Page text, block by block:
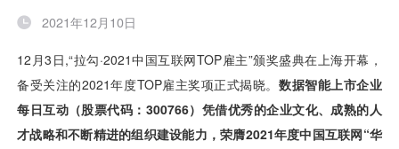
个知·智能工作站
个知·智能营销AITA
个知·智能运营AIBI
解决方案
数据中台解决方案
个知·智能工作站
开发者中心
SDK下载
数据工坊
2021年12月10日